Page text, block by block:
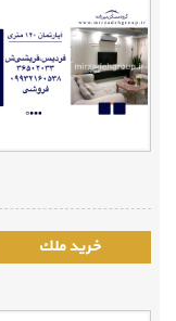
تومان
قيمت متري :
تومان
متراژ :120 متر
1405/03/19
آدرس : فردیس بلوار
اپارتمان 126 متری فردیس
قيمت :7,597,000,000